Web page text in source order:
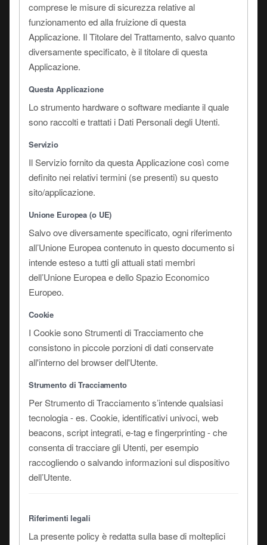
comprese le misure di sicurezza relative al
funzionamento ed alla fruizione di questa
Applicazione. Il Titolare del Trattamento, salvo quanto
diversamente specificato, è il titolare di questa
Applicazione.
Questa Applicazione
Lo strumento hardware o software mediante il quale
sono raccolti e trattati i Dati Personali degli Utenti.
Servizio
Il Servizio fornito da questa Applicazione così come
definito nei relativi termini (se presenti) su questo
sito/applicazione.
Unione Europea (o UE)
Salvo ove diversamente specificato, ogni riferimento
all’Unione Europea contenuto in questo documento si
intende esteso a tutti gli attuali stati membri
dell’Unione Europea e dello Spazio Economico
Europeo.
Cookie
I Cookie sono Strumenti di Tracciamento che
consistono in piccole porzioni di dati conservate
all'interno del browser dell'Utente.
Strumento di Tracciamento
Per Strumento di Tracciamento s’intende qualsiasi
tecnologia - es. Cookie, identificativi univoci, web
beacons, script integrati, e-tag e fingerprinting - che
consenta di tracciare gli Utenti, per esempio
raccogliendo o salvando informazioni sul dispositivo
dell’Utente.
Riferimenti legali
La presente policy è redatta sulla base di molteplici